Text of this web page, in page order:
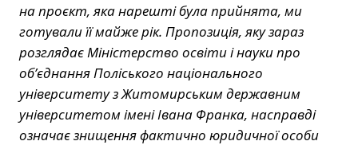
на проєкт, яка нарешті була прийнята, ми
готували її майже рік. Пропозиція, яку зараз
розглядає Міністерство освіти і науки про
об’єднання Поліського національного
університету з Житомирським державним
університетом імені Івана Франка, насправді
означає знищення фактично юридичної особи